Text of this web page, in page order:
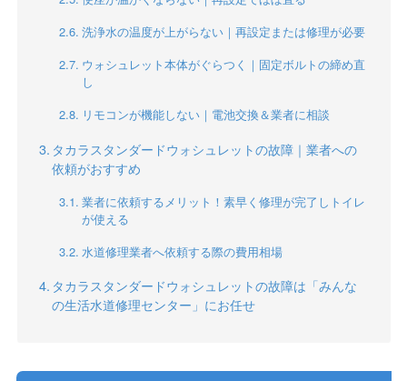
洗浄水の温度が上がらない｜再設定または修理が必要
ウォシュレット本体がぐらつく｜固定ボルトの締め直
し
リモコンが機能しない｜電池交換＆業者に相談
タカラスタンダードウォシュレットの故障｜業者への
依頼がおすすめ
業者に依頼するメリット！素早く修理が完了しトイレ
が使える
水道修理業者へ依頼する際の費用相場
タカラスタンダードウォシュレットの故障は「みんな
の生活水道修理センター」にお任せ